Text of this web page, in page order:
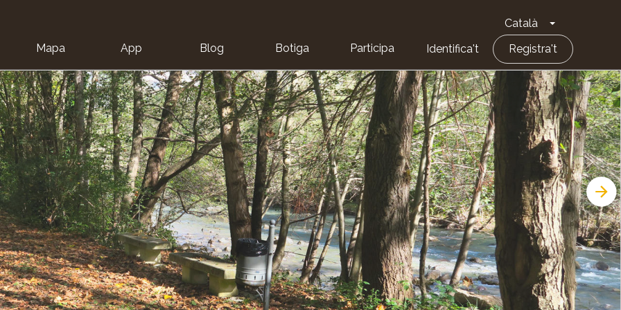
Català Toggle
Mapa App Blog Botiga Participa Identifica't Registra't